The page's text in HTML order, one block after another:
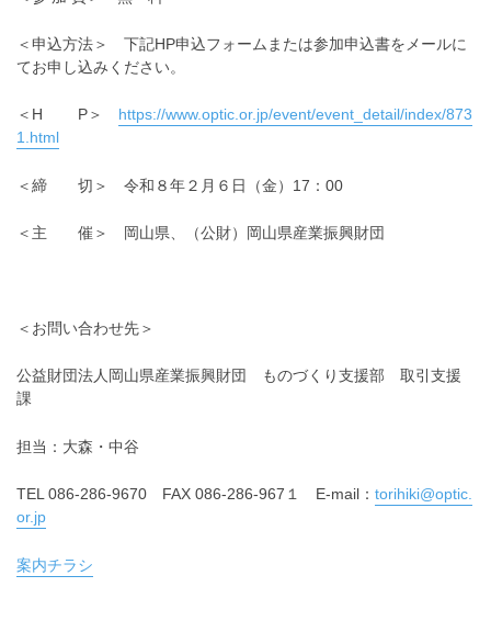
＜申込方法＞ 下記HP申込フォームまたは参加申込書をメールに
てお申し込みください。
＜H P＞ https://www.optic.or.jp/event/event_detail/index/873
1.html
＜締 切＞ 令和８年２月６日（金）17：00
＜主 催＞ 岡山県、（公財）岡山県産業振興財団
＜お問い合わせ先＞
公益財団法人岡山県産業振興財団 ものづくり支援部 取引支援
課
担当：大森・中谷
TEL 086-286-9670 FAX 086-286-967１ E-mail： torihiki@optic.
or.jp
案内チラシ